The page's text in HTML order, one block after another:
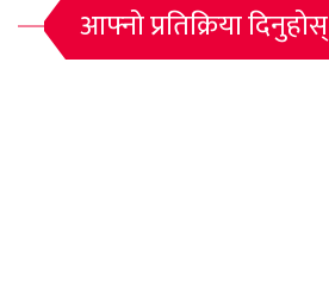
आफ्नो प्रतिक्रिया दिनुहोस्